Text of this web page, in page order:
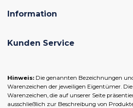
Information
Kunden Service
Hinweis: Die genannten Bezeichnungen
Warenzeichen der jeweiligen Eigentümer.
Warenzeichen, die auf unserer Seite
ausschließlich zur Beschreibung von